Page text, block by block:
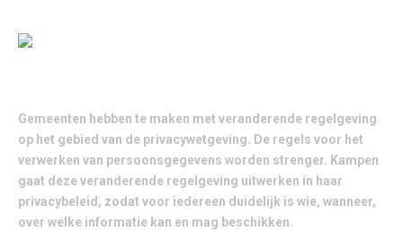
Gemeenten hebben te maken met veranderende regelgeving
op het gebied van de privacywetgeving. De regels voor het
verwerken van persoonsgegevens worden strenger. Kampen
gaat deze veranderende regelgeving uitwerken in haar
privacybeleid, zodat voor iedereen duidelijk is wie, wanneer,
over welke informatie kan en mag beschikken.